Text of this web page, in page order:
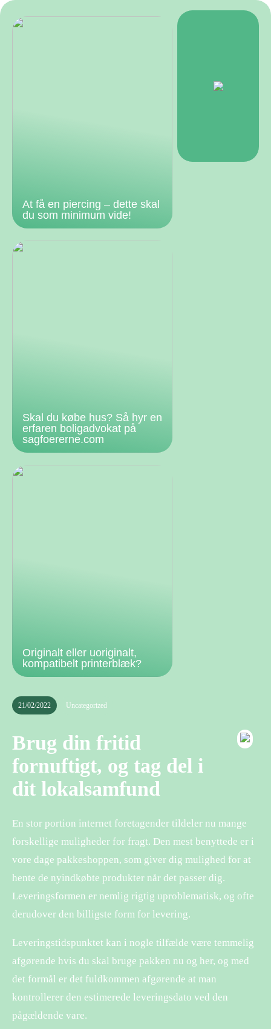
At få en piercing – dette skal
du som minimum vide!
Skal du købe hus? Så hyr en
erfaren boligadvokat på
sagfoererne.com
Originalt eller uoriginalt,
kompatibelt printerblæk?
21/02/2022 Uncategorized
Brug din fritid
fornuftigt, og tag del i
dit lokalsamfund
En stor portion internet foretagender tildeler nu mange
forskellige muligheder for fragt. Den mest benyttede er i
vore dage pakkeshoppen, som giver dig mulighed for at
hente de nyindkøbte produkter når det passer dig.
Leveringsformen er nemlig rigtig uproblematisk, og ofte
derudover den billigste form for levering.
Leveringstidspunktet kan i nogle tilfælde være temmelig
afgørende hvis du skal bruge pakken nu og her, og med
det formål er det fuldkommen afgørende at man
kontrollerer den estimerede leveringsdato ved den
pågældende vare.